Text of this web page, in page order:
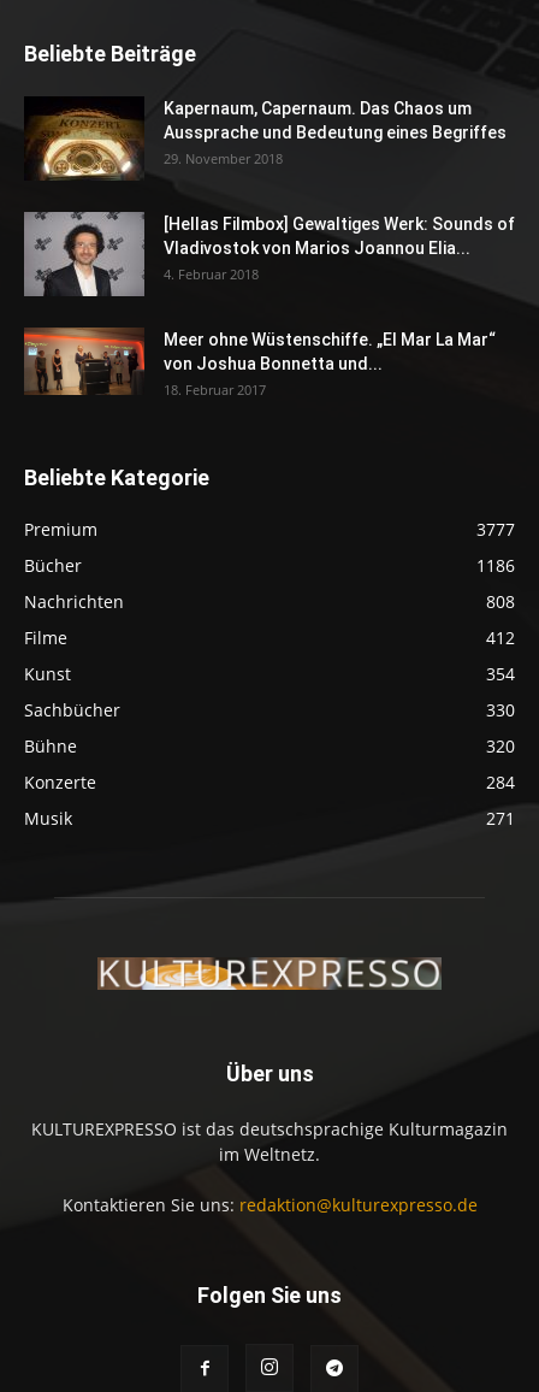
Beliebte Beiträge
Kapernaum, Capernaum. Das Chaos um
Aussprache und Bedeutung eines Begriffes
29. November 2018
[Hellas Filmbox] Gewaltiges Werk: Sounds of
Vladivostok von Marios Joannou Elia...
4. Februar 2018
Meer ohne Wüstenschiffe. „El Mar La Mar“
von Joshua Bonnetta und...
18. Februar 2017
Beliebte Kategorie
Premium
3777
Bücher
1186
Nachrichten
808
Filme
412
Kunst
354
Sachbücher
330
Bühne
320
Konzerte
284
Musik
271
Über uns
KULTUREXPRESSO ist das deutschsprachige Kulturmagazin
im Weltnetz.
Kontaktieren Sie uns: redaktion@kulturexpresso.de
Folgen Sie uns